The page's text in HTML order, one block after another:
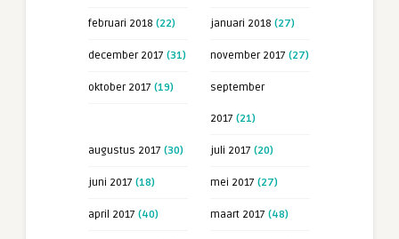
februari 2018 (22) januari 2018 (27)
december 2017 (31) november 2017 (27)
oktober 2017 (19) september
2017 (21)
augustus 2017 (30) juli 2017 (20)
juni 2017 (18) mei 2017 (27)
april 2017 (40) maart 2017 (48)